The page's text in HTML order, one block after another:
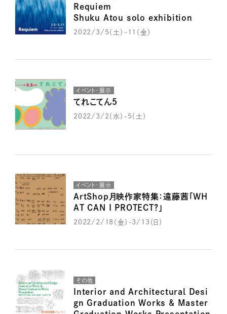
Requiem
Shuku Atou solo exhibition
2022/3/5（土）-11（金）
イベント・展示
てれこてん５
2022/3/2（水）-5（土）
イベント・展示
ArtShop月映作家特集：遠藤茜「WH
AT CAN I PROTECT?」
2022/2/18（金）-3/13（日）
その他
Interior and Architectural Desi
gn Graduation Works & Master